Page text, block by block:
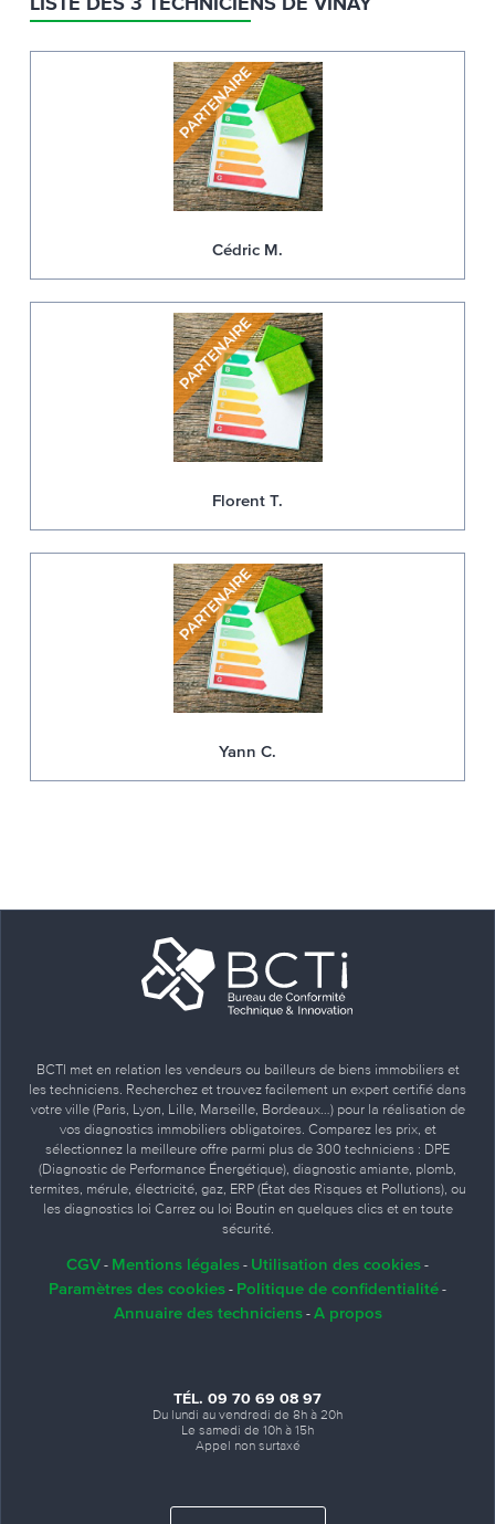
LISTE DES 3 TECHNICIENS DE VINAY
Cédric M.
Florent T.
Yann C.
BCTI met en relation les vendeurs ou bailleurs de biens immobiliers et
les techniciens. Recherchez et trouvez facilement un expert certifié dans
votre ville (Paris, Lyon, Lille, Marseille, Bordeaux…) pour la réalisation de
vos diagnostics immobiliers obligatoires. Comparez les prix, et
sélectionnez la meilleure offre parmi plus de 300 techniciens : DPE
(Diagnostic de Performance Énergétique), diagnostic amiante, plomb,
termites, mérule, électricité, gaz, ERP (État des Risques et Pollutions), ou
les diagnostics loi Carrez ou loi Boutin en quelques clics et en toute
sécurité.
CGV - Mentions légales - Utilisation des cookies -
Paramètres des cookies - Politique de confidentialité -
Annuaire des techniciens- A propos
TÉL. 09 70 69 08 97
Du lundi au vendredi de 8h à 20h
Le samedi de 10h à 15h
Appel non surtaxé